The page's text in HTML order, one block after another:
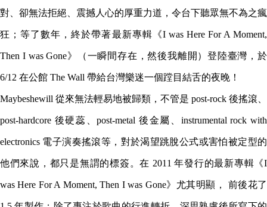
對、卻無法拒絕、震撼人心的厚重力道，令台下聽眾無不為之瘋
狂；等了數年，終於帶著最新專輯《I was Here For A Moment,
Then I was Gone》（一瞬間存在，然後我離開）登陸臺灣，於
6/12 在公館 The Wall 帶給台灣樂迷一個蹚目結舌的夜晚！
Maybeshewill 從來無法輕易地被歸類，不管是 post-rock 後搖滾、
post-hardcore 後硬蕊、post-metal 後金屬、instrumental rock with
electronics 電子演奏搖滾等，對於渴望跳脫公式或害怕被定型的
他們來說，都只是無謂的標簽。在 2011 年發行的最新專輯《I
was Here For A Moment, Then I was Gone》尤其明顯， 前後花了